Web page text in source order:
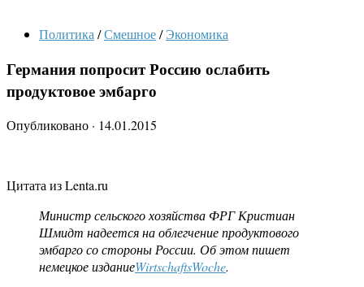
Политика /Смешное/ Экономика
Германия попросит Россию ослабить
продуктовое эмбарго
Опубликовано · 14.01.2015
Цитата из Lenta.ru
Министр сельского хозяйства ФРГ Кристиан
Шмидт надеется на облегчение продуктового
эмбарго со стороны России. Об этом пишет
немецкое изданиеWirtschaftsWoche.